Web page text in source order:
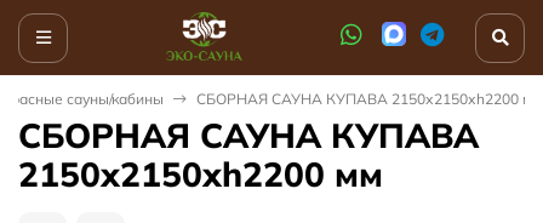
сауны/кабины СБОРНАЯ САУНА КУПАВА 2150х2150хh2200 мм
СБОРНАЯ САУНА КУПАВА
2150х2150хh2200 мм